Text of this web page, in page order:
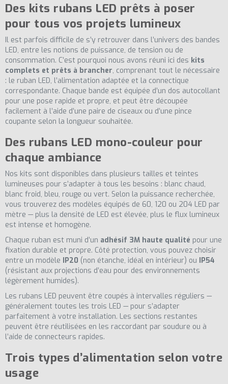
(2 avis)
Des kits rubans LED prêts à poser
pour tous vos projets lumineux
Il est parfois difficile de s’y retrouver dans l’univers des bandes
LED, entre les notions de puissance, de tension ou de
consommation. C’est pourquoi nous avons réuni ici des kits
complets et prêts à brancher, comprenant tout le nécessaire
: le ruban LED, l’alimentation adaptée et la connectique
correspondante. Chaque bande est équipée d’un dos autocollant
pour une pose rapide et propre, et peut être découpée
facilement à l’aide d’une paire de ciseaux ou d’une pince
coupante selon la longueur souhaitée.
Des rubans LED mono-couleur pour
chaque ambiance
Nos kits sont disponibles dans plusieurs tailles et teintes
lumineuses pour s’adapter à tous les besoins : blanc chaud,
blanc froid, bleu, rouge ou vert. Selon la puissance recherchée,
vous trouverez des modèles équipés de 60, 120 ou 204 LED par
mètre — plus la densité de LED est élevée, plus le flux lumineux
est intense et homogène.
Chaque ruban est muni d’un adhésif 3M haute qualité pour une
fixation durable et propre. Côté protection, vous pouvez choisir
entre un modèle IP20 (non étanche, idéal en intérieur) ou IP54
(résistant aux projections d’eau pour des environnements
légèrement humides).
Les rubans LED peuvent être coupés à intervalles réguliers —
généralement toutes les trois LED — pour s’adapter
parfaitement à votre installation. Les sections restantes
peuvent être réutilisées en les raccordant par soudure ou à
l’aide de connecteurs rapides.
Trois types d’alimentation selon votre
usage